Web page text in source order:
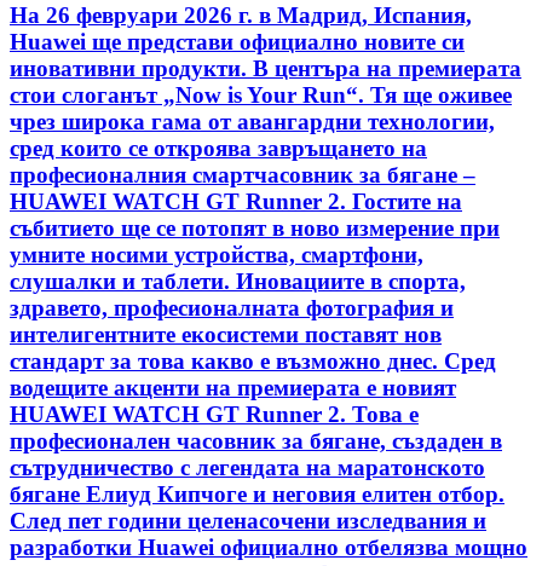
На 26 февруари 2026 г. в Мадрид, Испания,
Huawei ще представи официално новите си
иновативни продукти. В центъра на премиерата
стои слоганът „Now is Your Run“. Тя ще оживее
чрез широка гама от авангардни технологии,
сред които се откроява завръщането на
професионалния смартчасовник за бягане –
HUAWEI WATCH GT Runner 2. Гостите на
събитието ще се потопят в ново измерение при
умните носими устройства, смартфони,
слушалки и таблети. Иновациите в спорта,
здравето, професионалната фотография и
интелигентните екосистеми поставят нов
стандарт за това какво е възможно днес. Сред
водещите акценти на премиерата е новият
HUAWEI WATCH GT Runner 2. Това е
професионален часовник за бягане, създаден в
сътрудничество с легендата на маратонското
бягане Елиуд Кипчоге и неговия елитен отбор.
След пет години целенасочени изследвания и
разработки Huawei официално отбелязва мощно